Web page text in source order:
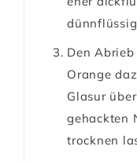
Den
Orange
Glasur
gehackten
trocknen